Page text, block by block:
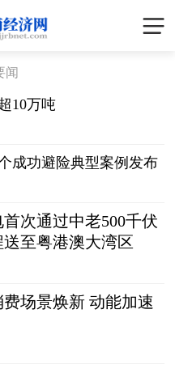
闻
10万吨
成功避险典型案例发布
次通过中老500千伏
至粤港澳大湾区
场景焕新 动能加速